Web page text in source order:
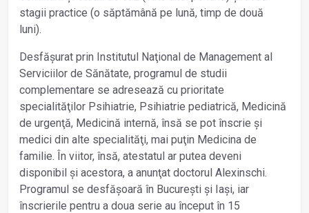
stagii practice (o săptămână pe lună, timp de două
luni).
Desfășurat prin Institutul Naţional de Management al
Serviciilor de Sănătate, programul de studii
complementare se adresează cu prioritate
specialităţilor Psihiatrie, Psihiatrie pediatrică, Medicină
de urgenţă, Medicină internă, însă se pot înscrie și
medici din alte specialităţi, mai puţin Medicina de
familie. În viitor, însă, atestatul ar putea deveni
disponibil și acestora, a anunţat doctorul Alexinschi.
Programul se desfășoară în București și Iași, iar
înscrierile pentru a doua serie au început în 15